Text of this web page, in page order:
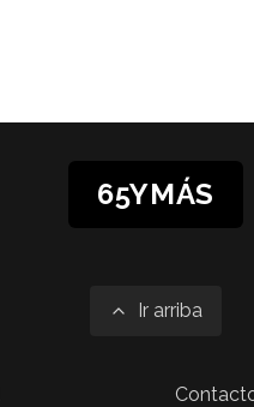
65YMÁS
Ir arriba